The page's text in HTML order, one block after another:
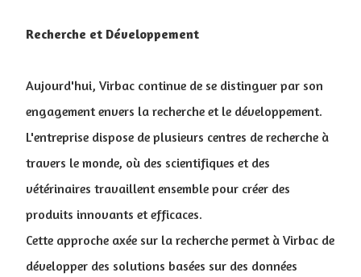
Recherche et Développement
Aujourd'hui, Virbac continue de se distinguer par son
engagement envers la recherche et le développement.
L'entreprise dispose de plusieurs centres de recherche à
travers le monde, où des scientifiques et des
vétérinaires travaillent ensemble pour créer des
produits innovants et efficaces.
Cette approche axée sur la recherche permet à Virbac de
développer des solutions basées sur des données